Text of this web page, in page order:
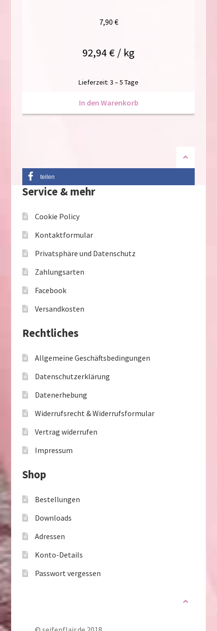
7,90 €
92,94 € / kg
Lieferzeit: 3 – 5 Tage
In den Warenkorb
teilen
Service & mehr
Cookie Policy
Kontaktformular
Privatsphäre und Datenschutz
Zahlungsarten
Facebook
Versandkosten
Rechtliches
Allgemeine Geschäftsbedingungen
Datenschutzerklärung
Datenerhebung
Widerrufsrecht & Widerrufsformular
Vertrag widerrufen
Impressum
Shop
Bestellungen
Downloads
Adressen
Konto-Details
Passwort vergessen